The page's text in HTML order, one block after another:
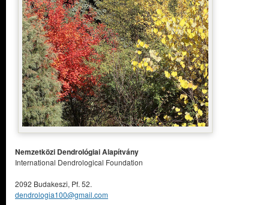
Nemzetközi Dendrológiai Alapítvány
International Dendrological Foundation
2092 Budakeszi, Pf. 52.
dendrologia100@gmail.com